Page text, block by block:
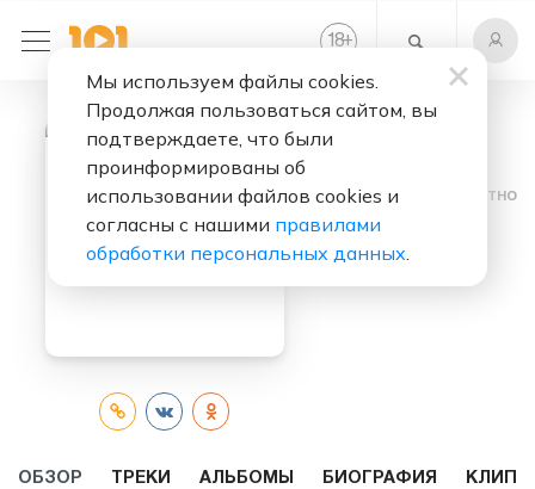
18+
Слушать бесплатно
Родник
ОБЗОР ТРЕКИ АЛЬБОМЫ БИОГРАФИЯ КЛИПЫ
Мы используем файлы cookies.
Продолжая пользоваться сайтом, вы
подтверждаете, что были
проинформированы об
использовании файлов cookies и
согласны с нашими правилами
обработки персональных данных.